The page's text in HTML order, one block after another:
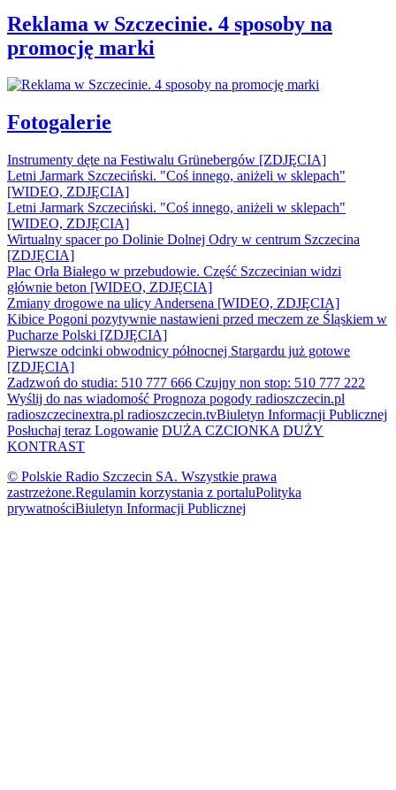
Reklama w Szczecinie. 4 sposoby na
promocję marki
Fotogalerie
Instrumenty dęte na Festiwalu Grünebergów [ZDJĘCIA]
Letni Jarmark Szczeciński. "Coś innego, aniżeli w sklepach"
[WIDEO, ZDJĘCIA]
Letni Jarmark Szczeciński. "Coś innego, aniżeli w sklepach"
[WIDEO, ZDJĘCIA]
Wirtualny spacer po Dolinie Dolnej Odry w centrum Szczecina
[ZDJĘCIA]
Plac Orła Białego w przebudowie. Część Szczecinian widzi
głównie beton [WIDEO, ZDJĘCIA]
Zmiany drogowe na ulicy Andersena [WIDEO, ZDJĘCIA]
Kibice Pogoni pozytywnie nastawieni przed meczem ze Śląskiem w
Pucharze Polski [ZDJĘCIA]
Pierwsze odcinki obwodnicy północnej Stargardu już gotowe
[ZDJĘCIA]
Zadzwoń do studia: 510 777 666 Czujny non stop: 510 777 222
Wyślij do nas wiadomość Prognoza pogody radioszczecin.pl
radioszczecinextra.pl radioszczecin.tvBiuletyn Informacji Publicznej
Posłuchaj teraz Logowanie DUŻA CZCIONKA DUŻY
KONTRAST
© Polskie Radio Szczecin SA. Wszystkie prawa
zastrzeżone.Regulamin korzystania z portaluPolityka
prywatnościBiuletyn Informacji Publicznej